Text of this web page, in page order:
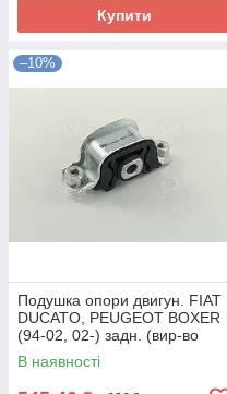
Купити
–10%
Подушка опори двигун. FIAT
DUCATO, PEUGEOT BOXER
(94-02, 02-) задн. (вир-во
FEBI) 14491 UA58
В наявності